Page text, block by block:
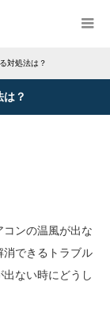
対処法は？
？
ンの温風が出な
できるトラブル
ない時にどうし